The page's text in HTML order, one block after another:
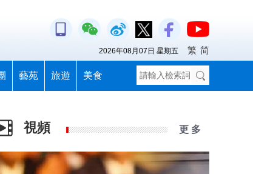
藝苑 旅遊 美食
2026年08月07日 星期五 繁 简
視頻 更 多